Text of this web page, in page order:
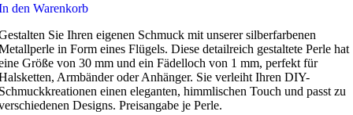
den Warenkorb
Sie Ihren eigenen Schmuck mit unserer silberfarbenen
in Form eines Flügels. Diese detailreich gestaltete Perle hat
Größe von 30 mm und ein Fädelloch von 1 mm, perfekt für
Armbänder oder Anhänger. Sie verleiht Ihren DIY-
einen eleganten, himmlischen Touch und passt zu
Designs. Preisangabe je Perle.